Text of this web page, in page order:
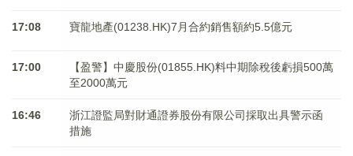
17:08 寶龍地產(01238.HK)7月合約銷售額約5.5億元
17:00
【盈警】中慶股份(01855.HK)料中期除稅後虧損500萬
至2000萬元
16:46
浙江證監局對財通證券股份有限公司採取出具警示函
措施